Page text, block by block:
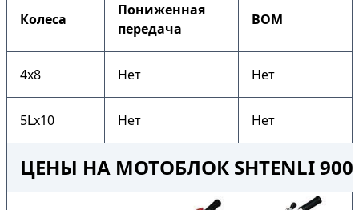
Колеса
Пониженная
передача
ВОМ
4х8 Нет Нет
5Lх10 Нет Нет
ЦЕНЫ НА МОТОБЛОК SHTENLI